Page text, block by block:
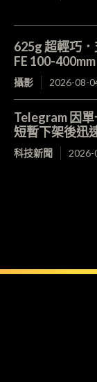
625g 超輕巧
FE 100-
攝影 2026-08-
Telegram 因
短暫下架後迅
科技新聞 2026-